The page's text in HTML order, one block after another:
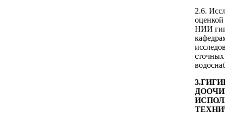
2.6.
НИИ
сточных